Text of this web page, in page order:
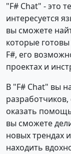
"F# Chat" - это
интересуется
вы сможете
которые
F#, его
проектах и
В "F# Chat" вы
разработчиков,
оказать
вы сможете
новых трендах
находить